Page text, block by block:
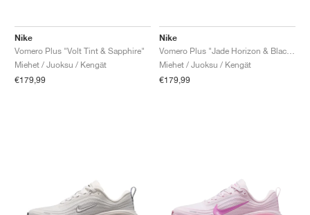
Nike
Vomero Plus "Volt Tint & Sapphire"
Miehet / Juoksu / Kengät
€179,99
Nike
Miehet / Juoksu / Kengät
€179,99